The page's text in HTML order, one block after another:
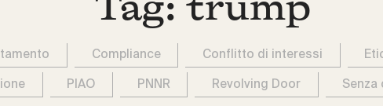
Compliance Conflitto di interessi
PIAO PNNR Revolving Door Senza